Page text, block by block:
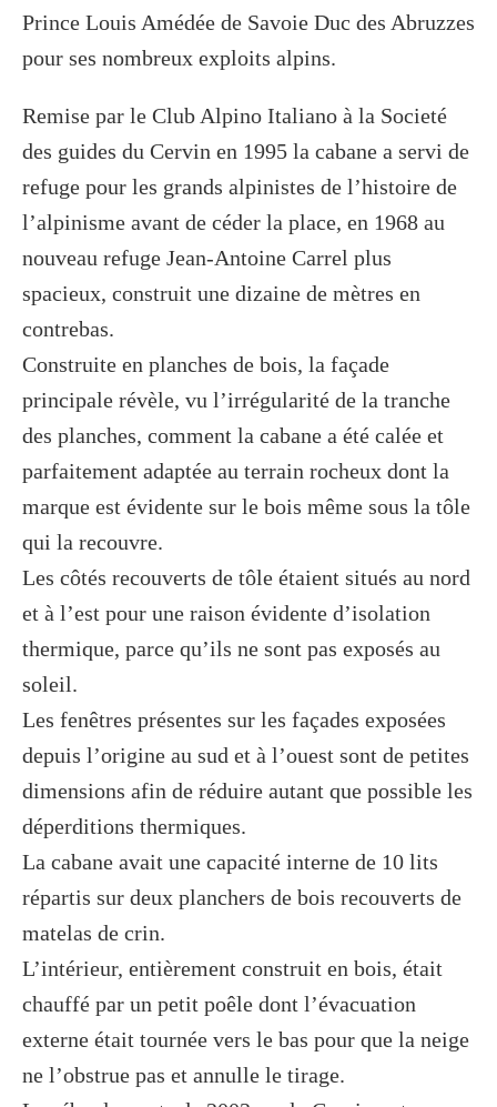
Prince Louis Amédée de Savoie Duc des Abruzzes
pour ses nombreux exploits alpins.
Remise par le Club Alpino Italiano à la Societé
des guides du Cervin en 1995 la cabane a servi de
refuge pour les grands alpinistes de l’histoire de
l’alpinisme avant de céder la place, en 1968 au
nouveau refuge Jean-Antoine Carrel plus
spacieux, construit une dizaine de mètres en
contrebas.
Construite en planches de bois, la façade
principale révèle, vu l’irrégularité de la tranche
des planches, comment la cabane a été calée et
parfaitement adaptée au terrain rocheux dont la
marque est évidente sur le bois même sous la tôle
qui la recouvre.
Les côtés recouverts de tôle étaient situés au nord
et à l’est pour une raison évidente d’isolation
thermique, parce qu’ils ne sont pas exposés au
soleil.
Les fenêtres présentes sur les façades exposées
depuis l’origine au sud et à l’ouest sont de petites
dimensions afin de réduire autant que possible les
déperditions thermiques.
La cabane avait une capacité interne de 10 lits
répartis sur deux planchers de bois recouverts de
matelas de crin.
L’intérieur, entièrement construit en bois, était
chauffé par un petit poêle dont l’évacuation
externe était tournée vers le bas pour que la neige
ne l’obstrue pas et annulle le tirage.